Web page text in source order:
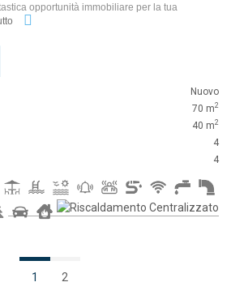
opportunità immobiliare per la tua
Nuovo
70 m2
40 m2
4
4
1 2